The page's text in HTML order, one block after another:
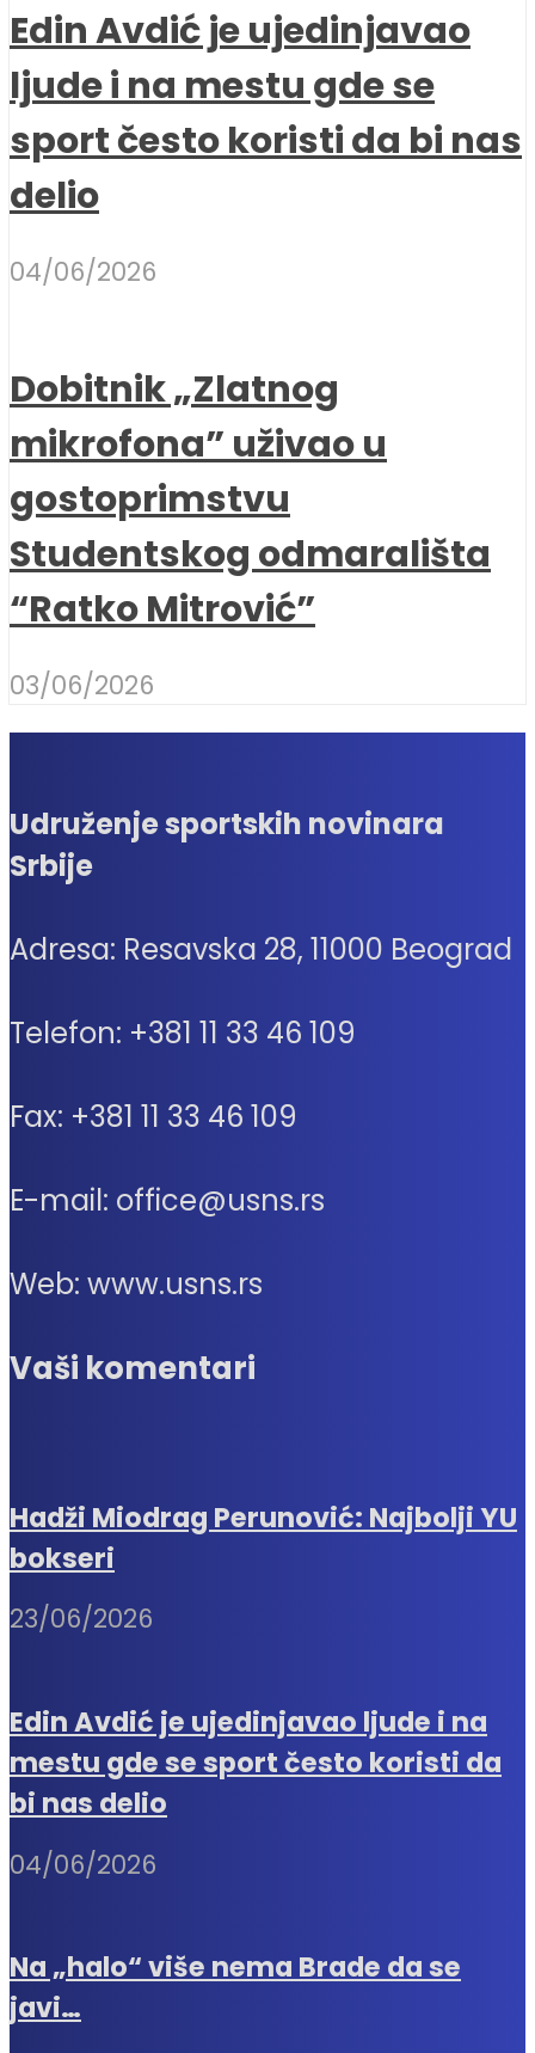
Edin Avdić je ujedinjavao
ljude i na mestu gde se
sport često koristi da bi nas
delio
04/06/2026
Dobitnik „Zlatnog
mikrofona” uživao u
gostoprimstvu
Studentskog odmarališta
“Ratko Mitrović”
03/06/2026
Udruženje sportskih novinara
Srbije
Adresa: Resavska 28, 11000 Beograd
Telefon: +381 11 33 46 109
Fax: +381 11 33 46 109
E-mail: office@usns.rs
Web: www.usns.rs
Vaši komentari
Hadži Miodrag Perunović: Najbolji YU
bokseri
23/06/2026
Edin Avdić je ujedinjavao ljude i na
mestu gde se sport često koristi da
bi nas delio
04/06/2026
Na „halo“ više nema Brade da se
javi…